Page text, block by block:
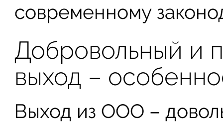
современному
Добровольный и
выход –
Выход из ООО –